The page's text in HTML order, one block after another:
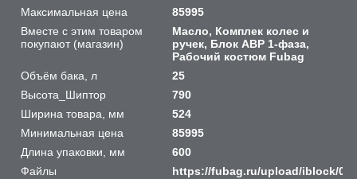
Максимальная цена
85995
Вместе с этим товаром
покупают (магазин)
Масло, Комплек колес и
ручек, Блок АВР 1-фаза,
Рабочий костюм Fubag
Объём бака, л
25
Высота_Шиптор
790
Ширина товара, мм
524
Минимальная цена
85995
Длина упаковки, мм
600
Файлы
https://fubag.ru/upload/iblock/